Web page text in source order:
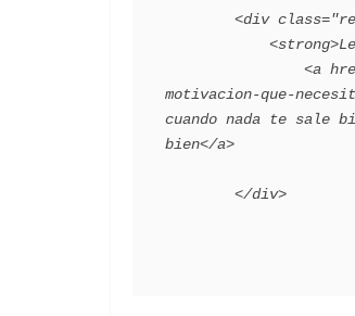
motivacion-que-
cuando nada te sale
bien</a>